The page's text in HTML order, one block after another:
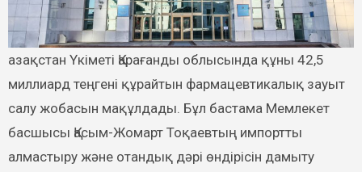
миллиард теңгені құрайтын фармацевтикалық зауыт
салу жобасын мақұлдады. Бұл бастама Мемлекет
басшысы Қасым-Жомарт Тоқаевтың импортты
алмастыру және отандық дәрі өндірісін дамыту